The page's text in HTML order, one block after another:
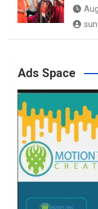
Ads Space